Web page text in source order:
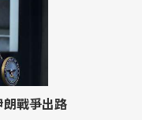
戰爭出路